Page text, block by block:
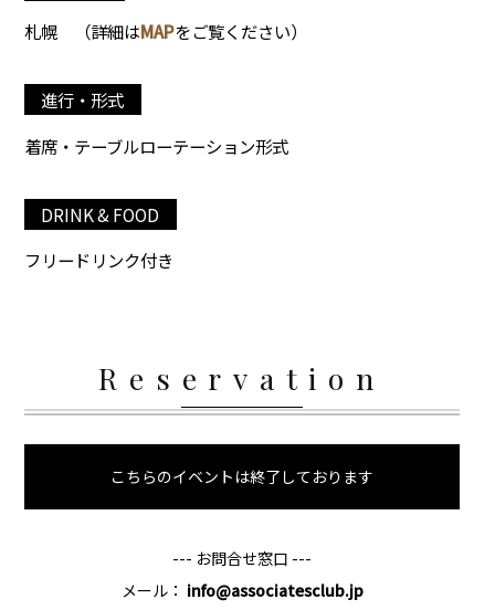
札幌
（詳細はMAPをご覧ください）
進行・形式
着席・テーブルローテーション形式
DRINK & FOOD
フリードリンク付き
Reservation
こちらのイベントは終了しております
--- お問合せ窓口 ---
メール： info@associatesclub.jp